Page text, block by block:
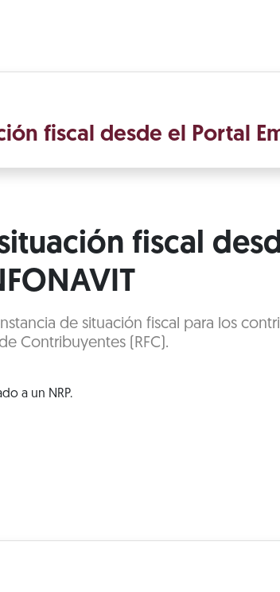
fiscal desde el Portal
fiscal
de situación fiscal para los
Contribuyentes (RFC).
a un NRP.